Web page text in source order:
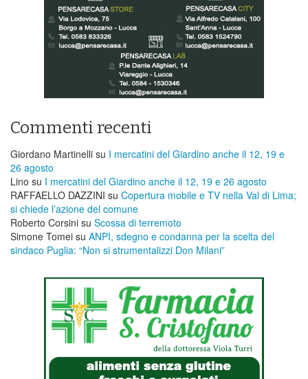
Commenti recenti
Giordano Martinelli su I mercatini del Giardino anche il 12, 19 e
26 agosto
Lino su I mercatini del Giardino anche il 12, 19 e 26 agosto
RAFFAELLO DAZZINI su ​Copertura mobile e TV nella Val di Lima;
si chiede l’azione del comune
Roberto Corsini su Scossa di terremoto
Simone Tomei su ANPI, sdegno e condanna per la scelta del
sindaco Puglia: “Non si strumentalizzi Don Milani”